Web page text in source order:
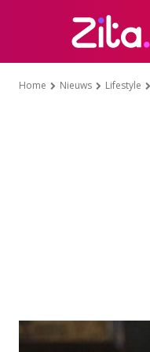
Home Nieuws Lifestyle